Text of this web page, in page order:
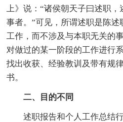
上》说：“诸侯朝天子曰述职
事者。”可见，所谓述职是陈
工作，而不涉及与本职无关的
对做过的某一阶段的工作进行
找出收获、经验教训及带有规
书。
二、目的不同
述职报告和个人工作总结行